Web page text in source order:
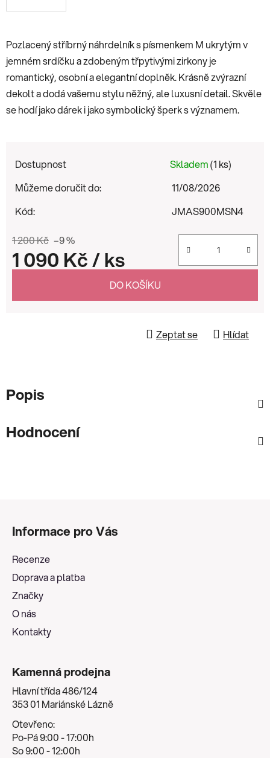
Pozlacený stříbrný náhrdelník s písmenkem M ukrytým v
jemném srdíčku a zdobeným třpytivými zirkony je
romantický, osobní a elegantní doplněk. Krásně zvýrazní
dekolt a dodá vašemu stylu něžný, ale luxusní detail. Skvěle
se hodí jako dárek i jako symbolický šperk s významem.
Dostupnost Skladem(1 ks)
Můžeme doručit do:
11/08/2026
Kód:
JMAS900MSN4
1 200 Kč –9 %
1 090 Kč/ ks
DO KOŠÍKU
Zeptat se Hlídat
Popis
Hodnocení
Informace pro Vás
Recenze
Doprava a platba
Značky
O nás
Kontakty
Kamenná prodejna
Hlavní třída 486/124
353 01 Mariánské Lázně
Otevřeno:
Po-Pá 9:00 - 17:00h
So 9:00 - 12:00h